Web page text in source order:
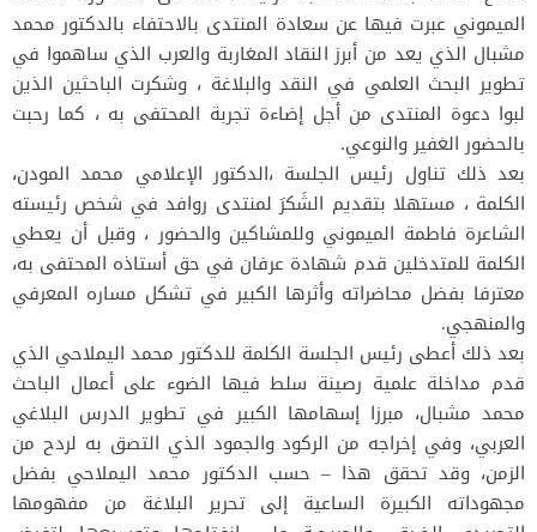
الميموني عبرت فيها عن سعادة المنتدى بالاحتفاء بالدكتور محمد
مشبال الذي يعد من أبرز النقاد المغاربة والعرب الذي ساهموا في
تطوير البحث العلمي في النقد والبلاغة ، وشكرت الباحثين الذين
لبوا دعوة المنتدى من أجل إضاءة تجربة المحتفى به ، كما رحبت
بالحضور الغفير والنوعي.
بعد ذلك تناول رئيس الجلسة ،الدكتور الإعلامي محمد المودن،
الكلمة ، مستهلا بتقديم الشَكرَ لمنتدى روافد في شخص رئيسته
الشاعرة فاطمة الميموني وللمشاكين والحضور ، وقبل أن يعطي
الكلمة للمتدخلين قدم شهادة عرفان في حق أستاذه المحتفى به،
معترفا بفضل محاضراته وأثرها الكبير في تشكل مساره المعرفي
والمنهجي.
بعد ذلك أعطى رئيس الجلسة الكلمة للدكتور محمد اليملاحي الذي
قدم مداخلة علمية رصينة سلط فيها الضوء على أعمال الباحث
محمد مشبال، مبرزا إسهامها الكبير في تطوير الدرس البلاغي
العربي، وفي إخراجه من الركود والجمود الذي التصق به لردح من
الزمن، وقد تحقق هذا – حسب الدكتور محمد اليملاحي بفضل
مجهوداته الكبيرة الساعية إلى تحرير البلاغة من مفهومها